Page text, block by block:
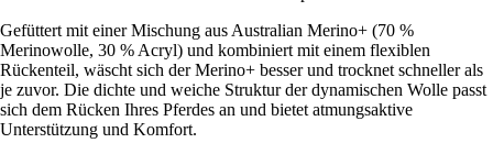
Gefüttert mit einer Mischung aus Australian Merino+ (70 %
Merinowolle, 30 % Acryl) und kombiniert mit einem flexiblen
Rückenteil, wäscht sich der Merino+ besser und trocknet schneller als
je zuvor. Die dichte und weiche Struktur der dynamischen Wolle passt
sich dem Rücken Ihres Pferdes an und bietet atmungsaktive
Unterstützung und Komfort.